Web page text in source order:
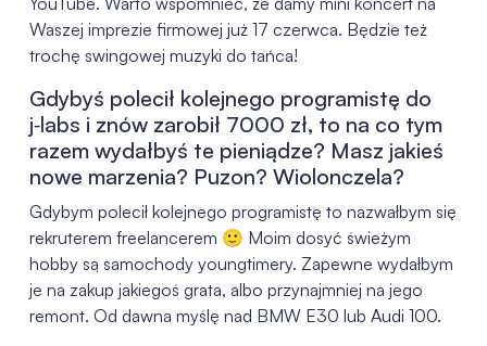
Waszej imprezie firmowej już 17 czerwca. Będzie też
trochę swingowej muzyki do tańca!
Gdybyś polecił kolejnego programistę do
j‑labs i znów zarobił 7000 zł, to na co tym
razem wydałbyś te pieniądze? Masz jakieś
nowe marzenia? Puzon? Wiolonczela?
Gdybym polecił kolejnego programistę to nazwałbym się
rekruterem freelancerem 🙂 Moim dosyć świeżym
hobby są samochody youngtimery. Zapewne wydałbym
je na zakup jakiegoś grata, albo przynajmniej na jego
remont. Od dawna myślę nad BMW E30 lub Audi 100.